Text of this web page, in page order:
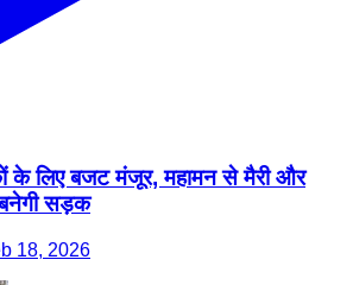
के लिए बजट मंजूर, महामन से मैरी और
सड़क
18, 2026